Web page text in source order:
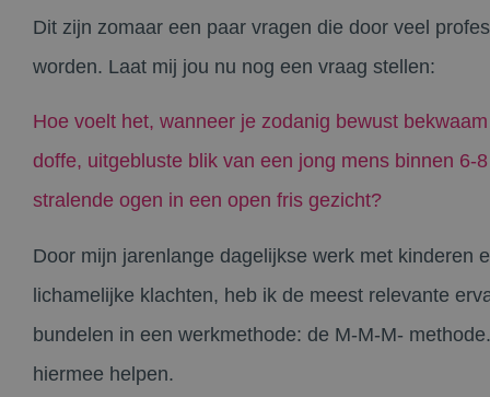
Dit zijn zomaar een paar vragen die door veel
worden. Laat mij jou nu nog een vraag stellen:
Hoe voelt het, wanneer je zodanig bewust
doffe, uitgebluste blik van een jong mens binnen 6-
stralende ogen in een open fris gezicht?
Door mijn jarenlange dagelijkse werk met kinderen
lichamelijke klachten, heb ik de meest relevante
bundelen in een werkmethode: de M-M-M-
hiermee helpen.